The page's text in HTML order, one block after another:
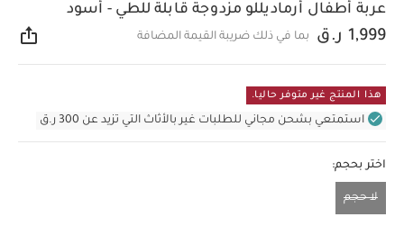
عربة أطفال أرماديللو مزدوجة قابلة للطي - أسود
1,999 ر.ق بما في ذلك ضريبة القيمة المضافة
هذا المنتج غير متوفر حاليا.
استمتعي بشحن مجاني للطلبات غير بالأثاث التي تزيد عن 300 ر.ق
اختر بحجم:
لا حجم